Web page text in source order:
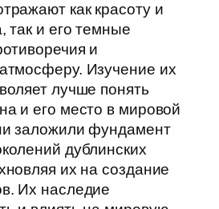
как красоту и
так и его темные
и
Изучение их
лучше понять
и его место в мировой
заложили фундамент
дублинских
их на создание
Их наследие